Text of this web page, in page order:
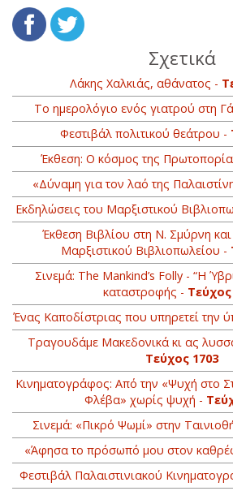
Σχετικά
Λάκης Χαλκιάς, αθάνατος -
Το ημερολόγιο ενός γιατρού στη
Φεστιβάλ πολιτικού θεάτρου -
Έκθεση: Ο κόσμος της
«Δύναμη για τον λαό της
Εκδηλώσεις του Μαρξιστικού
Έκθεση Βιβλίου στη Ν. Σμύρνη
Μαρξιστικού Βιβλιοπωλείου -
Σινεμά: The Mankind’s Folly - “Η
καταστροφής - Τεύχος
Ένας Καποδίστριας που υπηρετεί την
Τραγουδάμε Μακεδονικά κι ας
Τεύχος 1703
Κινηματογράφος: Από την «Ψυχή στο
Φλέβα» χωρίς ψυχή -
Σινεμά: «Πικρό Ψωμί» στην
«Άφησα το πρόσωπό μου στον
Φεστιβάλ Παλαιστινιακού